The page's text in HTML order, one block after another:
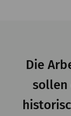
Die
sollen